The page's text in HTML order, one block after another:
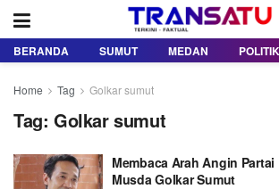
BERANDA SUMUT MEDAN POLITIK
Home Tag Golkar sumut
Tag: Golkar sumut
Membaca Arah Angin
Musda Golkar Sumut